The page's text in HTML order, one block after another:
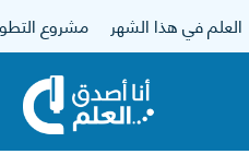
العلم في هذا الشهر مشروع